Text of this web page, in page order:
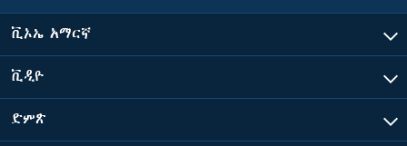
ቪኦኤ አማርኛ
ቪዲዮ
ድምጽ